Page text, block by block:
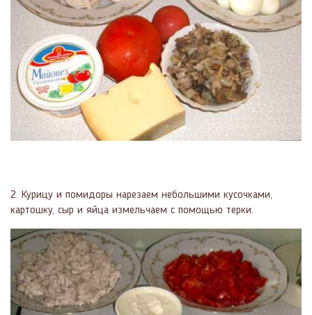
2. Курицу и помидоры нарезаем небольшими кусочками,
картошку, сыр и яйца измельчаем с помощью терки.